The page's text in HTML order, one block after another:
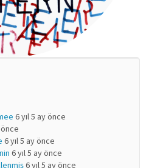
6 yıl 5 ay önce
önce
6 yıl 5 ay önce
6 yıl 5 ay önce
6 yıl 5 ay önce